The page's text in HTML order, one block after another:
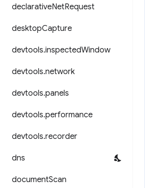
declarativeNetRequest
desktopCapture
devtools.inspectedWindow
devtools.network
devtools.panels
devtools.performance
devtools.recorder
dns
documentScan